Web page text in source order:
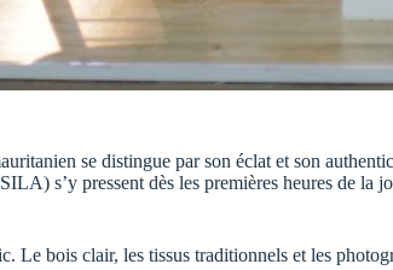
se distingue par son éclat et son
s’y pressent dès les premières heures de
Le bois clair, les tissus traditionnels et les